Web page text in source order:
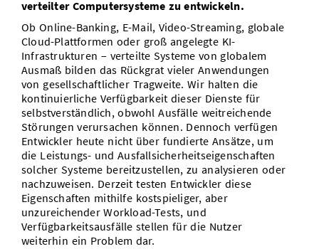
verteilter Computersysteme zu entwickeln.
Ob Online-Banking, E-Mail, Video-Streaming, globale
Cloud-Plattformen oder groß angelegte KI-
Infrastrukturen – verteilte Systeme von globalem
Ausmaß bilden das Rückgrat vieler Anwendungen
von gesellschaftlicher Tragweite. Wir halten die
kontinuierliche Verfügbarkeit dieser Dienste für
selbstverständlich, obwohl Ausfälle weitreichende
Störungen verursachen können. Dennoch verfügen
Entwickler heute nicht über fundierte Ansätze, um
die Leistungs- und Ausfallsicherheitseigenschaften
solcher Systeme bereitzustellen, zu analysieren oder
nachzuweisen. Derzeit testen Entwickler diese
Eigenschaften mithilfe kostspieliger, aber
unzureichender Workload-Tests, und
Verfügbarkeitsausfälle stellen für die Nutzer
weiterhin ein Problem dar.